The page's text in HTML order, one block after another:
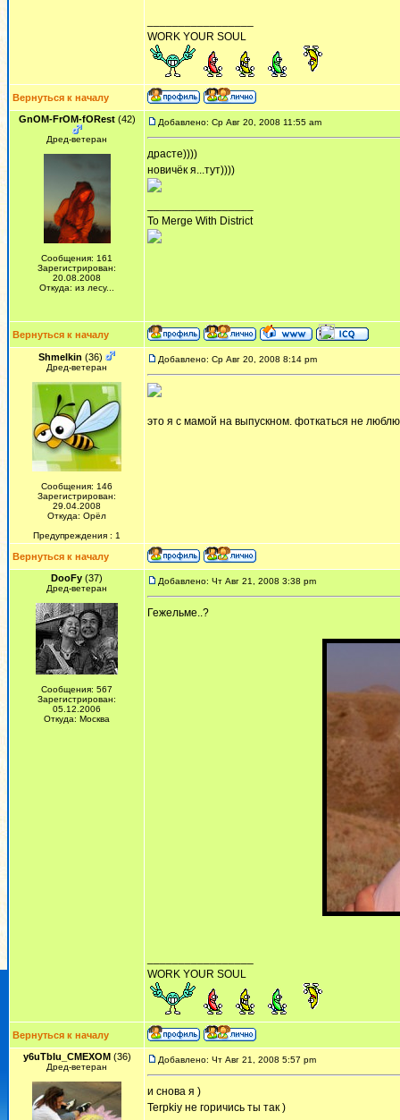
WORK YOUR SOUL
Вернуться к началу
GnOM-FrOM-fORest(42)
Дред-ветеран
Сообщения: 161
Зарегистрирован:
20.08.2008
Откуда: из лесу...
Добавлено: Ср Авг 20, 2008 11:55 am
драсте))))
новичёк я...тут))))
To Merge With District
Вернуться к началу
Shmelkin (36)
Дред-ветеран
Сообщения: 146
Зарегистрирован:
29.04.2008
Откуда: Орёл
Предупреждения : 1
Добавлено: Ср Авг 20, 2008 8:14 pm
это я с мамой на выпускном. фоткаться не
Вернуться к началу
DooFy (37)
Дред-ветеран
Сообщения: 567
Зарегистрирован:
05.12.2006
Откуда: Москва
Добавлено: Чт Авг 21, 2008 3:38 pm
Гежельме..?
WORK YOUR SOUL
Вернуться к началу
y6uTbIu_CMEXOM(36)
Дред-ветеран
Добавлено: Чт Авг 21, 2008 5:57 pm
и снова я )
Terpkiy не горичись ты так )